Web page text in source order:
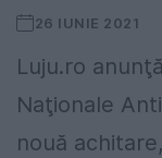
26 IUNIE 2021
Luju.ro
Naţionale
nouă